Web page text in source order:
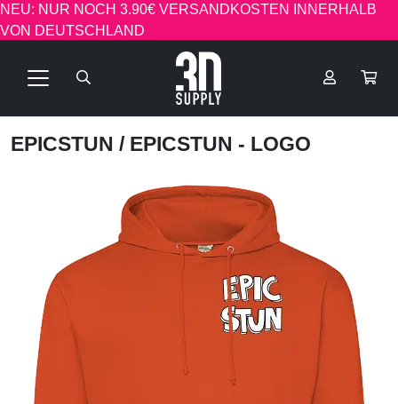
NEU: NUR NOCH 3.90€ VERSANDKOSTEN INNERHALB
VON DEUTSCHLAND
EPICSTUN / EPICSTUN - LOGO